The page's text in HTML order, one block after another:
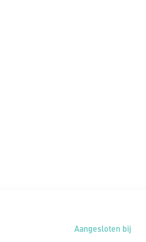
Aangesloten bij